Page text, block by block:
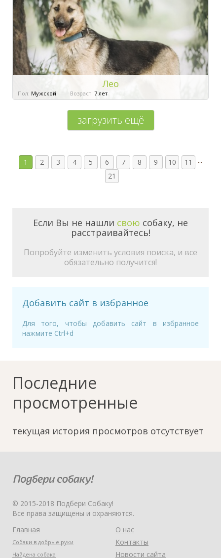
Лео
Пол: Мужской Возраст: 7 лет
загрузить ещё
1 2 3 4 5 6 7 8 9 10 11
...
21
Если Вы не нашли свою собаку, не
расстраивайтесь!
Попробуйте изменить условия поиска, и все
обязательно получится!
Добавить сайт в избранное
Для того, чтобы добавить сайт в избранное
нажмите Ctrl+d
Последние
просмотренные
текущая история просмотров отсутствует
© 2015-2018 Подбери Собаку!
Все права защищены и охраняются.
Главная
Собаки в добрые руки
Найдена собака
О нас
Контакты
Новости сайта